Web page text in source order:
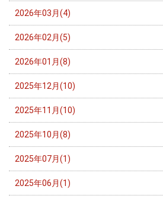
2026年03月(4)
2026年02月(5)
2026年01月(8)
2025年12月(10)
2025年11月(10)
2025年10月(8)
2025年07月(1)
2025年06月(1)